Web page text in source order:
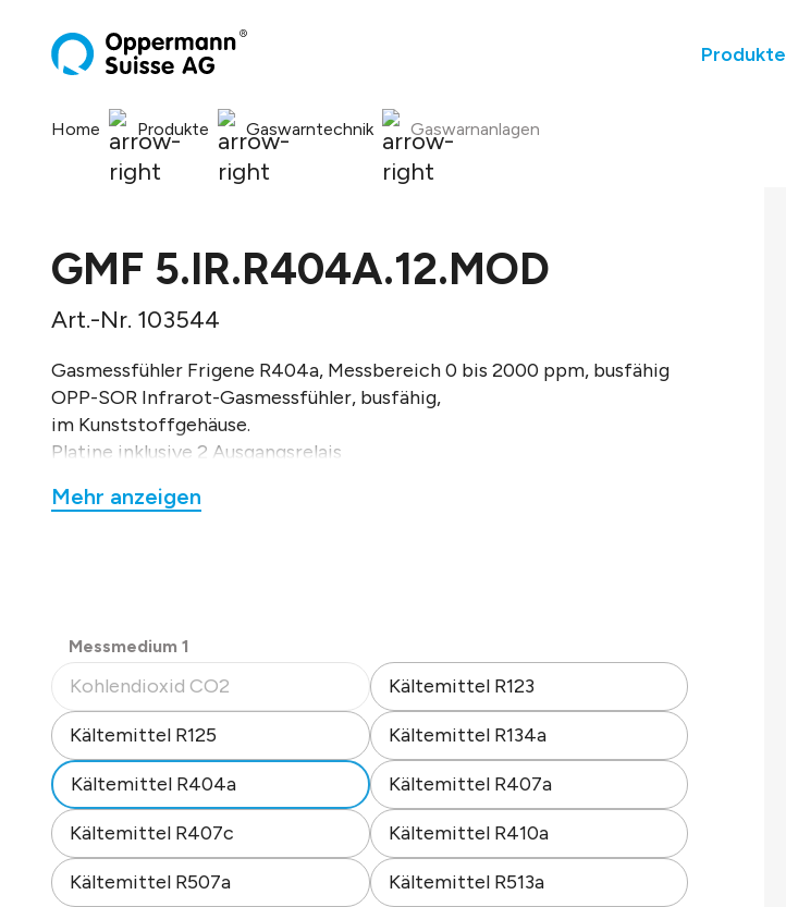
Produkte
Home Produkte Gaswarntechnik Gaswarnanlagen
GMF 5.IR.R404A.12.MOD
Art.-Nr. 103544
Gasmessfühler Frigene R404a, Messbereich 0 bis 2000 ppm, busfähig
OPP-SOR Infrarot-Gasmessfühler, busfähig,
im Kunststoffgehäuse.
Platine inklusive 2 Ausgangsrelais
Messprinzip: Infrarottechnik
Gaseintritt per Diffusion.
Bustopologie RS 485, Versorgung 24 VDC.
Zul. Umgebungstemperatur: -20 bis 40 °C
Luftfeuchtigkeit 0 bis 95 %RH nicht kondensierend.
Abm.: 125 x 90 x 60 mm (B x H x T),
Farbe grau, Schutzart: IP 54,
Montage am Boden. Relative Gasdichte: >2,0.
Datenblatt-Nr. 38110
Mehr anzeigen
Messmedium 1
Kohlendioxid CO2
(Diese Option ist zurzeit nicht verfügbar.)
Kältemittel R123
Kältemittel R125 Kältemittel R134a
Kältemittel R404a Kältemittel R407a
Kältemittel R407c Kältemittel R410a
Kältemittel R507a Kältemittel R513a